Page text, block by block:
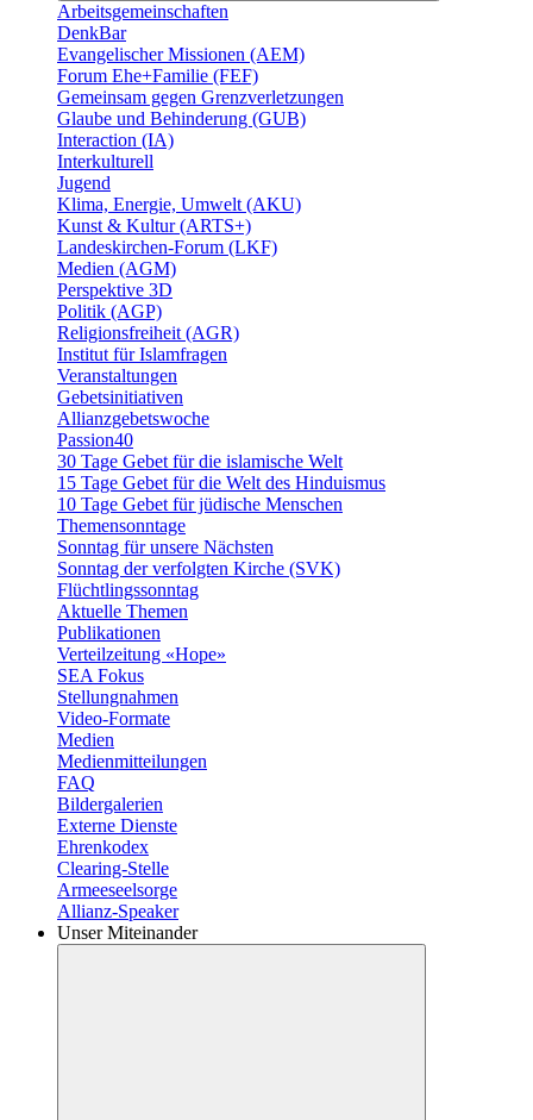
Arbeitsgemeinschaften
DenkBar
Evangelischer Missionen (AEM)
Forum Ehe+Familie (FEF)
Gemeinsam gegen Grenzverletzungen
Glaube und Behinderung (GUB)
Interaction (IA)
Interkulturell
Jugend
Klima, Energie, Umwelt (AKU)
Kunst & Kultur (ARTS+)
Landeskirchen-Forum (LKF)
Medien (AGM)
Perspektive 3D
Politik (AGP)
Religionsfreiheit (AGR)
Institut für Islamfragen
Veranstaltungen
Gebetsinitiativen
Allianzgebetswoche
Passion40
30 Tage Gebet für die islamische Welt
15 Tage Gebet für die Welt des Hinduismus
10 Tage Gebet für jüdische Menschen
Themensonntage
Sonntag für unsere Nächsten
Sonntag der verfolgten Kirche (SVK)
Flüchtlingssonntag
Aktuelle Themen
Publikationen
Verteilzeitung «Hope»
SEA Fokus
Stellungnahmen
Video-Formate
Medien
Medienmitteilungen
FAQ
Bildergalerien
Externe Dienste
Ehrenkodex
Clearing-Stelle
Armeeseelsorge
Allianz-Speaker
Unser Miteinander